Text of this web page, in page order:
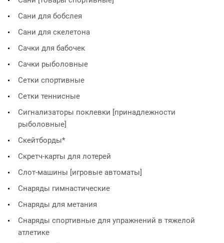
Сани для бобслея
Сани для скелетона
Сачки для бабочек
Сачки рыболовные
Сетки спортивные
Сетки теннисные
Сигнализаторы поклевки [принадлежности
рыболовные]
Скейтборды*
Скретч-карты для лотерей
Слот-машины [игровые автоматы]
Снаряды гимнастические
Снаряды для метания
Снаряды спортивные для упражнений в тяжелой
атлетике